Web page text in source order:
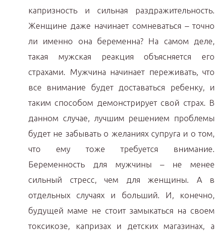
капризность и сильная раздражительность.
Женщине даже начинает сомневаться – точно
ли именно она беременна? На самом деле,
такая мужская реакция объясняется его
страхами. Мужчина начинает переживать, что
все внимание будет доставаться ребенку, и
таким способом демонстрирует свой страх. В
данном случае, лучшим решением проблемы
будет не забывать о желаниях супруга и о том,
что ему тоже требуется внимание.
Беременность для мужчины – не менее
сильный стресс, чем для женщины. А в
отдельных случаях и больший. И, конечно,
будущей маме не стоит замыкаться на своем
токсикозе, капризах и детских магазинах, а